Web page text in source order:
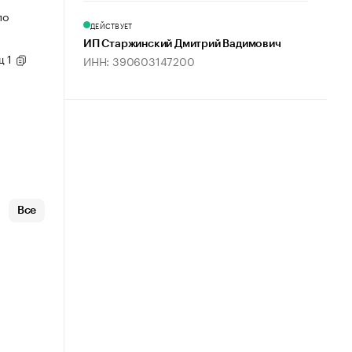
1
Все
ДЕЙСТВУЕТ
ИП Старжинский Дмитрий Вадимович
ИНН: 390603147200